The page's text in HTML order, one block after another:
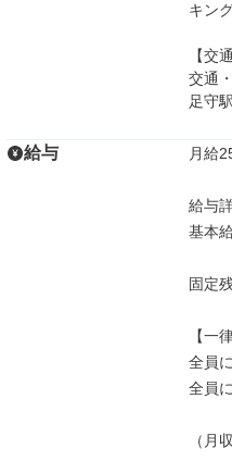
キン
【交
交通
足守
給与 月給
給与
基本
固定
【一
全員
全員
（月